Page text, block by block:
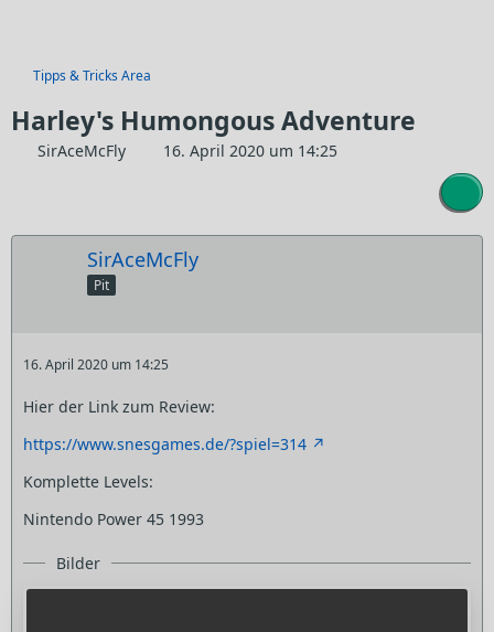
Tipps & Tricks Area
Harley's Humongous Adventure
SirAceMcFly 16. April 2020 um 14:25
SirAceMcFly
Pit
16. April 2020 um 14:25
Hier der Link zum Review:
https://www.snesgames.de/?spiel=314
Komplette Levels:
Nintendo Power 45 1993
Bilder